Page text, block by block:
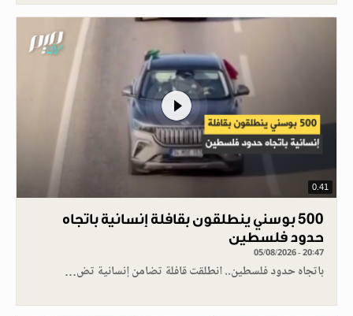
0.41
500 بوسني ينطلقون بقافلة إنسانية باتجاه
حدود فلسطين
05/08/2026 - 20:47
باتجاه حدود فلسطين.. انطلقت قافلة تضامن إنسانية تض…